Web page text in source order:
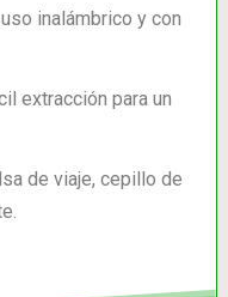
inalámbrico y con
extracción para un
de viaje, cepillo de